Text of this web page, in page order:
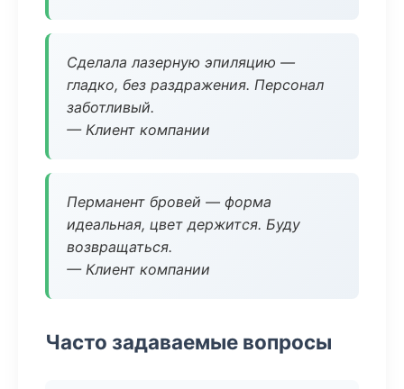
Сделала лазерную эпиляцию —
гладко, без раздражения. Персонал
заботливый.
— Клиент компании
Перманент бровей — форма
идеальная, цвет держится. Буду
возвращаться.
— Клиент компании
Часто задаваемые вопросы